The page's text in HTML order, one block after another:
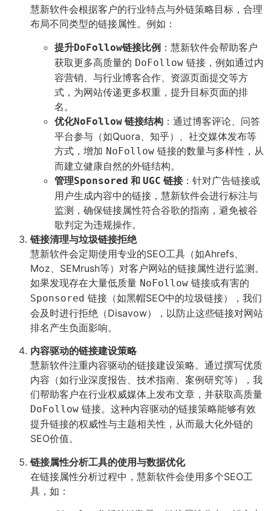
慧新软件会根据客户的行业特点与外链策略目标，合理
布局不同类型的链接属性。例如：
提升DoFollow链接比例 ：慧新软件会帮助客户
获取更多高质量的 DoFollow 链接，例如通过内
容营销、与行业博客合作、资源页面提交等方
式，为网站传递更多权重，提升目标页面的排
名。
优化NoFollow 链接结构 ：通过博客评论、问答
平台参与（如Quora、知乎）、社交媒体发布等
方式，增加 NoFollow 链接的数量与多样性，从
而建立健康自然的外链结构。
管理Sponsored 和 UGC 链接：针对广告链接或
用户生成内容中的链接，慧新软件会进行标注与
监测，确保链接属性符合谷歌的指南，避免被谷
歌判定为违规操作。
链接清理与垃圾链接拒绝
慧新软件会定期使用专业的SEO工具（如Ahrefs、
Moz、SEMrush等）对客户网站的链接属性进行监测。
如果发现存在大量低质量 NoFollow 链接或有害的
Sponsored 链接（如黑帽SEO中的垃圾链接），我们
会及时进行拒绝（Disavow），以防止这些链接对网站
排名产生负面影响。
内容驱动的链接建设策略
慧新软件注重内容驱动的链接建设策略。通过撰写优质
内容（如行业深度报告、技术指南、案例研究等），我
们帮助客户在行业权威媒体上发布文章，并获取高质量
DoFollow 链接。这种内容驱动的链接策略能够有效
提升链接的权威性与主题相关性，从而最大化外链的
SEO价值。
链接属性分析工具的使用与数据优化
在链接属性分析过程中，慧新软件会使用多个SEO工
具，如：